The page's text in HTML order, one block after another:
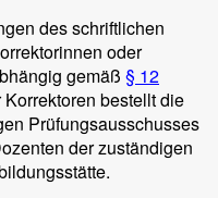
des schriftlichen
oder
gemäß § 12
bestellt die
Prüfungsausschusses
der zuständigen